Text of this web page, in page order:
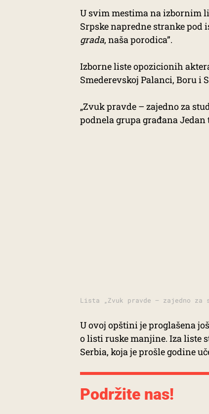
U svim mestima na izbornim
Srpske napredne stranke pod
grada, naša porodica”.
Izborne liste opozicionih
Smederevskoj Palanci, Boru i
„Zvuk pravde – zajedno za
podnela grupa građana Jedan
Lista „Zvuk pravde – zajedno
U ovoj opštini je proglašena
o listi ruske manjine. Iza liste
Serbia, koja je prošle godine
Podržite nas!